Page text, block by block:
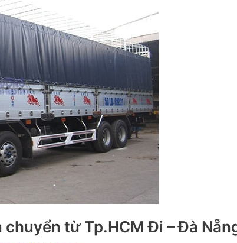
từ Tp.HCM Đi – Đà